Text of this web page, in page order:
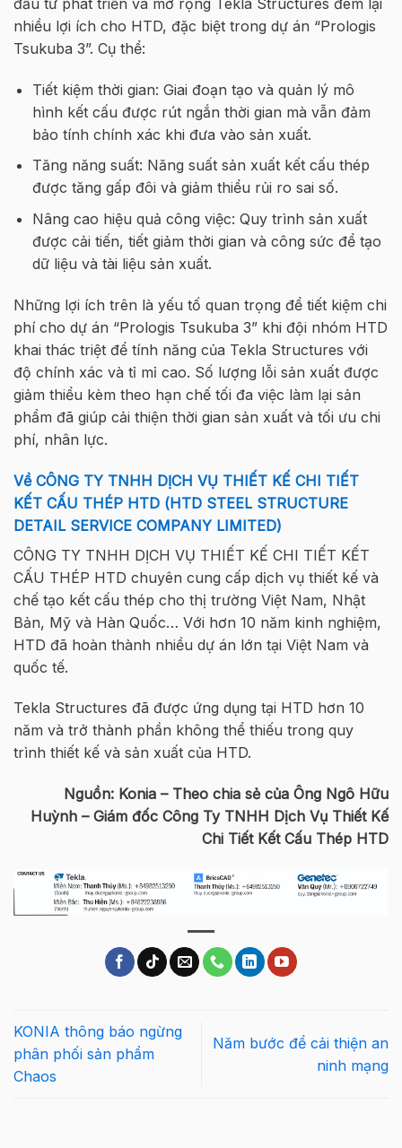
đầu tư phát triển và mở rộng Tekla Structures đem lại
nhiều lợi ích cho HTD, đặc biệt trong dự án “Prologis
Tsukuba 3”. Cụ thể:
Tiết kiệm thời gian: Giai đoạn tạo và quản lý mô
hình kết cấu được rút ngắn thời gian mà vẫn đảm
bảo tính chính xác khi đưa vào sản xuất.
Tăng năng suất: Năng suất sản xuất kết cấu thép
được tăng gấp đôi và giảm thiểu rủi ro sai số.
Nâng cao hiệu quả công việc: Quy trình sản xuất
được cải tiến, tiết giảm thời gian và công sức để tạo
dữ liệu và tài liệu sản xuất.
Những lợi ích trên là yếu tố quan trọng để tiết kiệm chi
phí cho dự án “Prologis Tsukuba 3” khi đội nhóm HTD
khai thác triệt để tính năng của Tekla Structures với
độ chính xác và tỉ mỉ cao. Số lượng lỗi sản xuất được
giảm thiểu kèm theo hạn chế tối đa việc làm lại sản
phẩm đã giúp cải thiện thời gian sản xuất và tối ưu chi
phí, nhân lực.
Về CÔNG TY TNHH DỊCH VỤ THIẾT KẾ CHI TIẾT
KẾT CẤU THÉP HTD (HTD STEEL STRUCTURE
DETAIL SERVICE COMPANY LIMITED)
CÔNG TY TNHH DỊCH VỤ THIẾT KẾ CHI TIẾT KẾT
CẤU THÉP HTD chuyên cung cấp dịch vụ thiết kế và
chế tạo kết cấu thép cho thị trường Việt Nam, Nhật
Bản, Mỹ và Hàn Quốc… Với hơn 10 năm kinh nghiệm,
HTD đã hoàn thành nhiều dự án lớn tại Việt Nam và
quốc tế.
Tekla Structures đã được ứng dụng tại HTD hơn 10
năm và trở thành phần không thể thiếu trong quy
trình thiết kế và sản xuất của HTD.
Nguồn: Konia – Theo chia sẻ của Ông Ngô Hữu
Huỳnh – Giám đốc Công Ty TNHH Dịch Vụ Thiết Kế
Chi Tiết Kết Cấu Thép HTD
KONIA thông báo ngừng
phân phối sản phẩm
Chaos
Năm bước để cải thiện an
ninh mạng